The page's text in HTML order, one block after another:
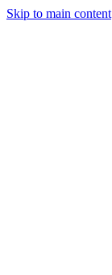
Skip to main content